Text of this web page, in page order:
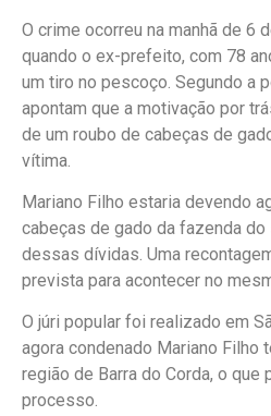
O crime ocorreu na manhã de 6
quando o ex-prefeito, com 78
um tiro no pescoço. Segundo a
apontam que a motivação por
de um roubo de cabeças de
vítima.
Mariano Filho estaria devendo
cabeças de gado da fazenda
dessas dívidas. Uma
prevista para acontecer no
O júri popular foi realizado em
agora condenado Mariano Filho
região de Barra do Corda, o que
processo.